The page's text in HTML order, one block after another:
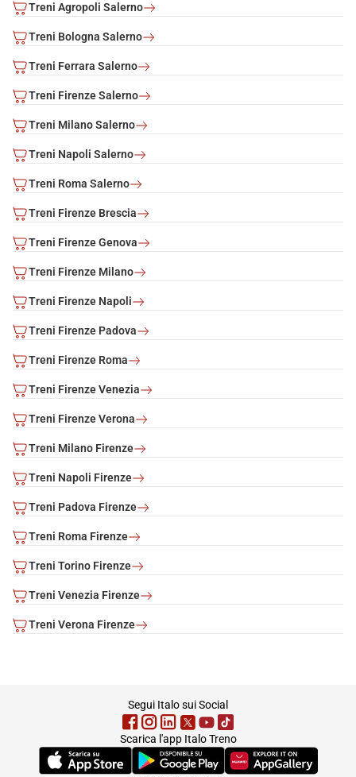
Treni Agropoli Salerno
Treni Bologna Salerno
Treni Ferrara Salerno
Treni Firenze Salerno
Treni Milano Salerno
Treni Napoli Salerno
Treni Roma Salerno
Treni Firenze Brescia
Treni Firenze Genova
Treni Firenze Milano
Treni Firenze Napoli
Treni Firenze Padova
Treni Firenze Roma
Treni Firenze Venezia
Treni Firenze Verona
Treni Milano Firenze
Treni Napoli Firenze
Treni Padova Firenze
Treni Roma Firenze
Treni Torino Firenze
Treni Venezia Firenze
Treni Verona Firenze
Segui Italo sui Social
Scarica l'app Italo Treno
(Si apre in una nuova scheda)(Si apre in una nuova scheda)
(Si apre in una nuova